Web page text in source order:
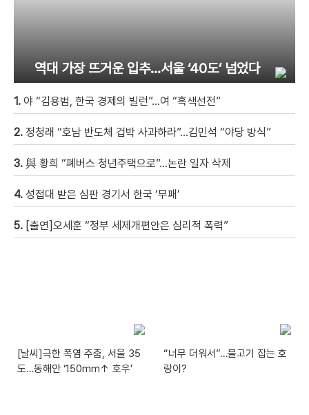
역대 가장 뜨거운 입추…서울 ‘40도’ 넘었다
1. 야 “김용범, 한국 경제의 빌런”…여 “흑색선전”
2. 정청래 “호남 반도체 겁박 사과하라”…김민석 “야당 방식”
3. 與 황희 “폐버스 청년주택으로”…논란 일자 삭제
4. 성접대 받은 심판 경기서 한국 ‘무패’
5. [출연]오세훈 “정부 세제개편안은 심리적 폭력”
[날씨]극한 폭염 주춤, 서울 35
도…동해안 ‘150mm↑ 호우’
“너무 더워서”…물고기 잡는 호
랑이?